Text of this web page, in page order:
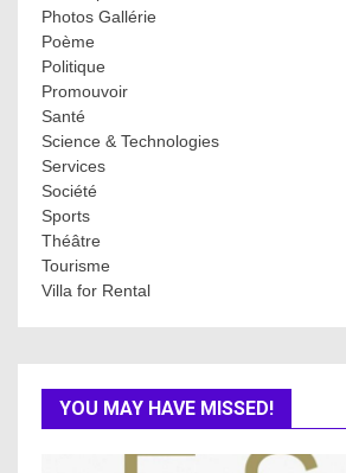
Photos Gallérie
Poème
Politique
Promouvoir
Santé
Science & Technologies
Services
Société
Sports
Théâtre
Tourisme
Villa for Rental
YOU MAY HAVE MISSED!